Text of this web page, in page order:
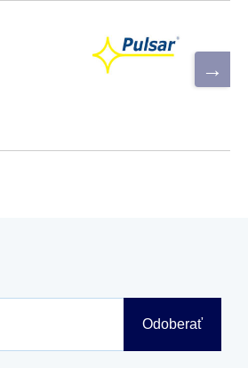
Odoberať